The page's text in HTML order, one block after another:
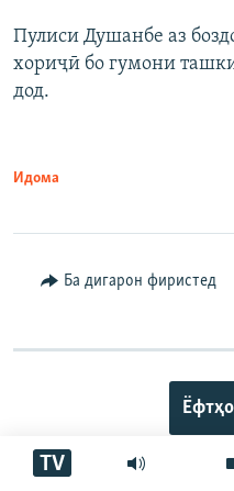
TV
Пулиси Душанбе аз
хориҷӣ бо гумони
дод.
Идома
Ба дигарон фиристед